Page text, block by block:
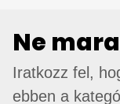
Ne
Iratkozz fel,
ebben a